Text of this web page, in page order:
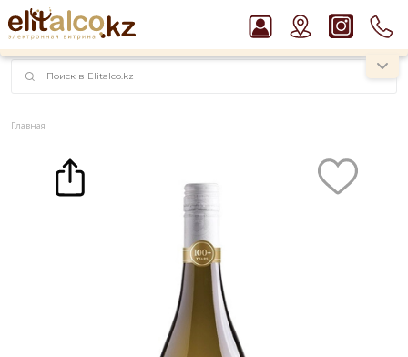
наименований!
instagram.com/rojo.kz
Рекомендуем
Виски Talisker 10 YO Malt 45,8% in Box
Джин Gordon`s London Dry Gin 37,5%
Ром Captain Morgan White 37,5%
Пиво Guinness Draught 4,2% Can
Главная